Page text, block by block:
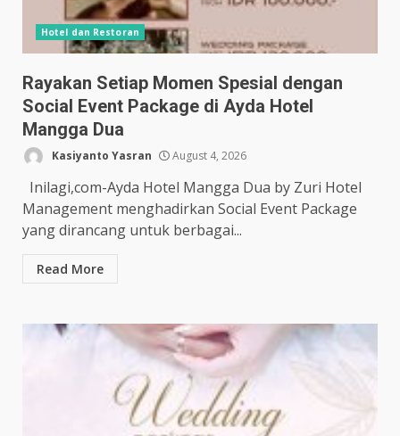
Hotel dan Restoran
Rayakan Setiap Momen Spesial dengan
Social Event Package di Ayda Hotel
Mangga Dua
Kasiyanto Yasran August 4, 2026
Inilagi,com-Ayda Hotel Mangga Dua by Zuri Hotel
Management menghadirkan Social Event Package
yang dirancang untuk berbagai...
Read More